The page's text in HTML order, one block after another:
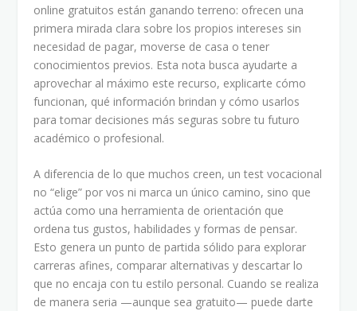
online gratuitos están ganando terreno: ofrecen una
primera mirada clara sobre los propios intereses sin
necesidad de pagar, moverse de casa o tener
conocimientos previos. Esta nota busca ayudarte a
aprovechar al máximo este recurso, explicarte cómo
funcionan, qué información brindan y cómo usarlos
para tomar decisiones más seguras sobre tu futuro
académico o profesional.
A diferencia de lo que muchos creen, un test vocacional
no “elige” por vos ni marca un único camino, sino que
actúa como una herramienta de orientación que
ordena tus gustos, habilidades y formas de pensar.
Esto genera un punto de partida sólido para explorar
carreras afines, comparar alternativas y descartar lo
que no encaja con tu estilo personal. Cuando se realiza
de manera seria —aunque sea gratuito— puede darte